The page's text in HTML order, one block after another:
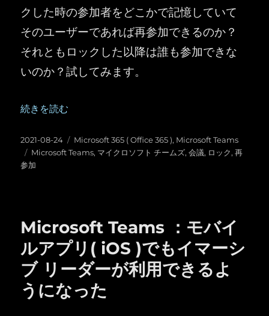
クした時の参加者をどこかで記憶していて
そのユーザーであれば再参加できるのか？
それともロックした以降は誰も参加できな
いのか？試してみます。
“Microsoft Teams ：会議をロックした後に退出した参加
続きを読む
投
稿
日:
2021-08-24
カ
テ
Microsoft 365 ( Office 365 ), Microsoft Teams
タ
グ
Microsoft Teams, マイクロソフト チームズ,会議, ロック,再
参加
Microsoft Teams ：モバイ
ルアプリ( iOS )でもイマーシ
ブ リーダーが利用できるよ
うになった